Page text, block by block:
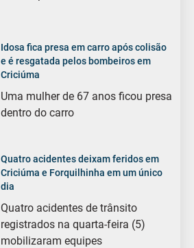
Idosa fica presa em carro após colisão
e é resgatada pelos bombeiros em
Criciúma
Uma mulher de 67 anos ficou presa
dentro do carro
Quatro acidentes deixam feridos em
Criciúma e Forquilhinha em um único
dia
Quatro acidentes de trânsito
registrados na quarta-feira (5)
mobilizaram equipes